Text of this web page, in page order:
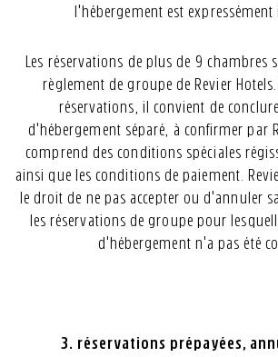
l'hébergement est expressément
Les réservations de plus de 9 chambres
règlement de groupe de Revier
réservations, il convient de
d'hébergement séparé, à confirmer par
comprend des conditions spéciales
ainsi que les conditions de paiement.
le droit de ne pas accepter ou d'annuler
les réservations de groupe pour
d'hébergement n'a pas été
3. réservations prépayées,